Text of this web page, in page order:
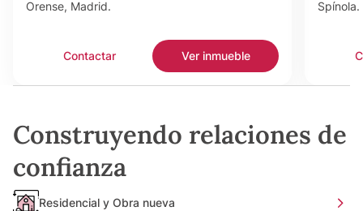
Orense, Madrid.
Contactar Ver inmueble
Spínola.
Construyendo relaciones de
confianza
Residencial y Obra nueva